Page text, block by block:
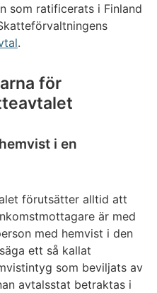
som ratificerats i Finland
.
för
i en
förutsätter alltid att
är med
med hemvist i den
ett så kallat
som beviljats av
avtalsstat betraktas i